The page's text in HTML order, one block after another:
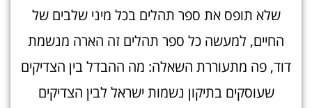
שלא תופס את ספר תהלים בכל מיני שלבים של
החיים, למעשה כל ספר תהלים זה הארה מנשמת
דוד, פה מתעוררת השאלה: מה ההבדל בין הצדיקים
שעוסקים בתיקון נשמות ישראל לבין הצדיקים